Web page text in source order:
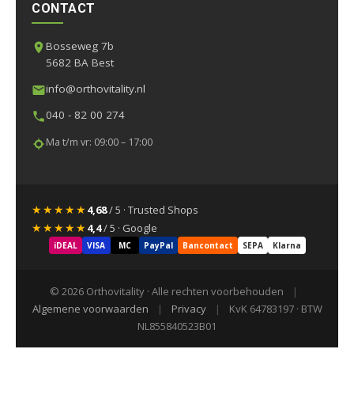
CONTACT
Bosseweg 7b
5682 BA Best
info@orthovitality.nl
040 - 82 00 274
Ma t/m vr: 09:00 – 17:00
★★★★★4,68/ 5 · Trusted Shops
★★★★★4,4/ 5 · Google
iDEAL VISA MC PayPal Bancontact SEPA Klarna
© 2026 Orthovitality · Alle rechten voorbehouden
|
Algemene voorwaarden
| Privacy |
KvK 64783197 · BTW
NL855840523B01